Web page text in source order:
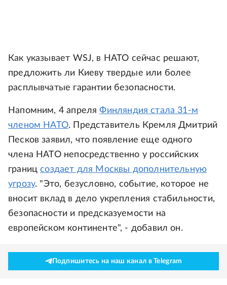
Как указывает WSJ, в НАТО сейчас решают,
предложить ли Киеву твердые или более
расплывчатые гарантии безопасности.
Напомним, 4 апреляФинляндия стала 31-м
членом НАТО. Представитель Кремля Дмитрий
Песков заявил, что появление еще одного
члена НАТО непосредственно у российских
границсоздает для Москвы дополнительную
угрозу. "Это, безусловно, событие, которое не
вносит вклад в дело укрепления стабильности,
безопасности и предсказуемости на
европейском континенте", - добавил он.
Подпишитесь на наш канал в Telegram